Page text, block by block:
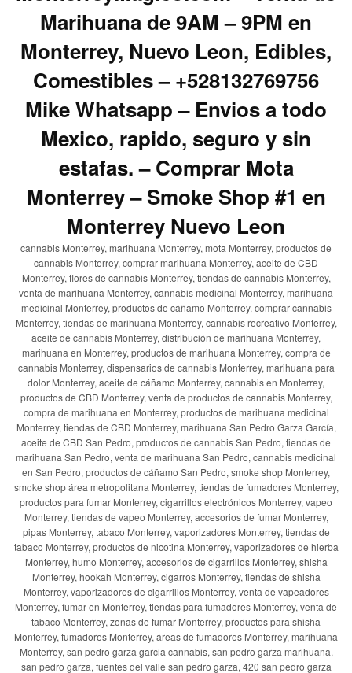
Marihuana de 9AM – 9PM en
Monterrey, Nuevo Leon, Edibles,
Comestibles – +528132769756
Mike Whatsapp – Envios a todo
Mexico, rapido, seguro y sin
estafas. – Comprar Mota
Monterrey – Smoke Shop #1 en
Monterrey Nuevo Leon
cannabis Monterrey, marihuana Monterrey, mota Monterrey, productos de
cannabis Monterrey, comprar marihuana Monterrey, aceite de CBD
Monterrey, flores de cannabis Monterrey, tiendas de cannabis Monterrey,
venta de marihuana Monterrey, cannabis medicinal Monterrey, marihuana
medicinal Monterrey, productos de cáñamo Monterrey, comprar cannabis
Monterrey, tiendas de marihuana Monterrey, cannabis recreativo Monterrey,
aceite de cannabis Monterrey, distribución de marihuana Monterrey,
marihuana en Monterrey, productos de marihuana Monterrey, compra de
cannabis Monterrey, dispensarios de cannabis Monterrey, marihuana para
dolor Monterrey, aceite de cáñamo Monterrey, cannabis en Monterrey,
productos de CBD Monterrey, venta de productos de cannabis Monterrey,
compra de marihuana en Monterrey, productos de marihuana medicinal
Monterrey, tiendas de CBD Monterrey, marihuana San Pedro Garza García,
aceite de CBD San Pedro, productos de cannabis San Pedro, tiendas de
marihuana San Pedro, venta de marihuana San Pedro, cannabis medicinal
en San Pedro, productos de cáñamo San Pedro, smoke shop Monterrey,
smoke shop área metropolitana Monterrey, tiendas de fumadores Monterrey,
productos para fumar Monterrey, cigarrillos electrónicos Monterrey, vapeo
Monterrey, tiendas de vapeo Monterrey, accesorios de fumar Monterrey,
pipas Monterrey, tabaco Monterrey, vaporizadores Monterrey, tiendas de
tabaco Monterrey, productos de nicotina Monterrey, vaporizadores de hierba
Monterrey, humo Monterrey, accesorios de cigarrillos Monterrey, shisha
Monterrey, hookah Monterrey, cigarros Monterrey, tiendas de shisha
Monterrey, vaporizadores de cigarrillos Monterrey, venta de vapeadores
Monterrey, fumar en Monterrey, tiendas para fumadores Monterrey, venta de
tabaco Monterrey, zonas de fumar Monterrey, productos para shisha
Monterrey, fumadores Monterrey, áreas de fumadores Monterrey, marihuana
Monterrey, san pedro garza garcia cannabis, san pedro garza marihuana,
san pedro garza, fuentes del valle san pedro garza, 420 san pedro garza